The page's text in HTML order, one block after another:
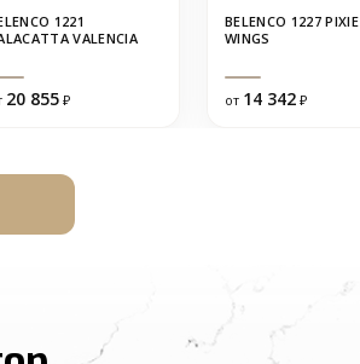
1221
VALENCIA
20 855 ₽
BELENCO 1227 PIXIE
WINGS
от 14 342 ₽